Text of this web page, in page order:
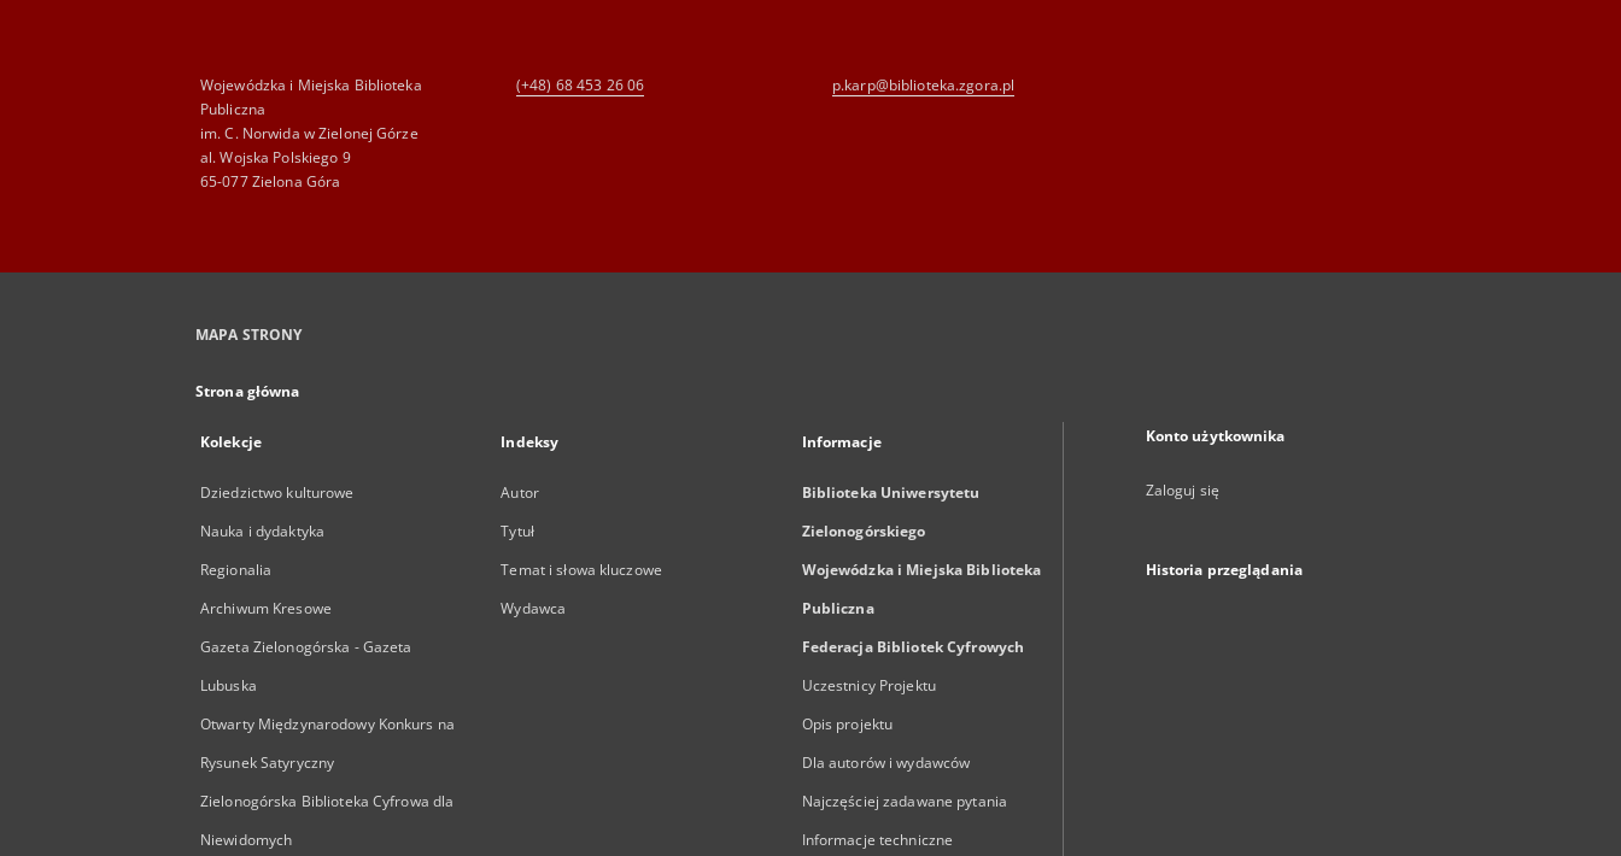
Wojewódzka i Miejska Biblioteka
Publiczna
im. C. Norwida w Zielonej Górze
al. Wojska Polskiego 9
65-077 Zielona Góra
(+48) 68 453 26 06 p.karp@biblioteka.zgora.pl
MAPA STRONY
Strona główna
Kolekcje
Dziedzictwo kulturowe
Nauka i dydaktyka
Regionalia
Archiwum Kresowe
Gazeta Zielonogórska - Gazeta
Lubuska
Otwarty Międzynarodowy Konkurs na
Rysunek Satyryczny
Zielonogórska Biblioteka Cyfrowa dla
Niewidomych
Indeksy
Autor
Tytuł
Temat i słowa kluczowe
Wydawca
Informacje
Biblioteka Uniwersytetu
Zielonogórskiego
Wojewódzka i Miejska Biblioteka
Publiczna
Federacja Bibliotek Cyfrowych
Uczestnicy Projektu
Opis projektu
Dla autorów i wydawców
Najczęściej zadawane pytania
Informacje techniczne
Konto użytkownika
Zaloguj się
Historia przeglądania